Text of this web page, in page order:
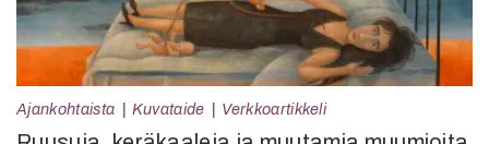
Ajankohtaista Kuvataide Verkkoartikkeli